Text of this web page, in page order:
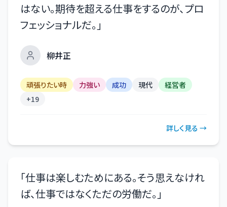
はない。期待を超える仕事をするのが、プロ
フェッショナルだ。 」
柳井正
頑張りたい時 力強い 成功 現代
経営者
+19
詳しく見る →
「仕事は楽しむためにある。そう思えなけれ
ば、仕事ではなくただの労働だ。 」